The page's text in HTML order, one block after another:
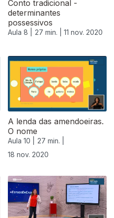
Conto tradicional -
determinantes
possessivos
Aula 8 | 27 min. | 11 nov. 2020
A lenda das amendoeiras.
O nome
Aula 10 |
27 min. |
18 nov. 2020